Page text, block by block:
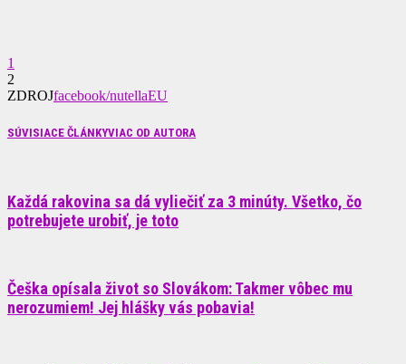
1
2
ZDROJfacebook/nutellaEU
SÚVISIACE ČLÁNKYVIAC OD AUTORA
Každá rakovina sa dá vyliečiť za 3 minúty. Všetko, čo
potrebujete urobiť, je toto
Češka opísala život so Slovákom: Takmer vôbec mu
nerozumiem! Jej hlášky vás pobavia!